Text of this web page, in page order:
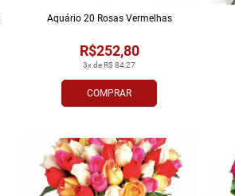
COMPRAR
3x de R$ 84,27
R$252,80
Aquário 20 Rosas Vermelhas